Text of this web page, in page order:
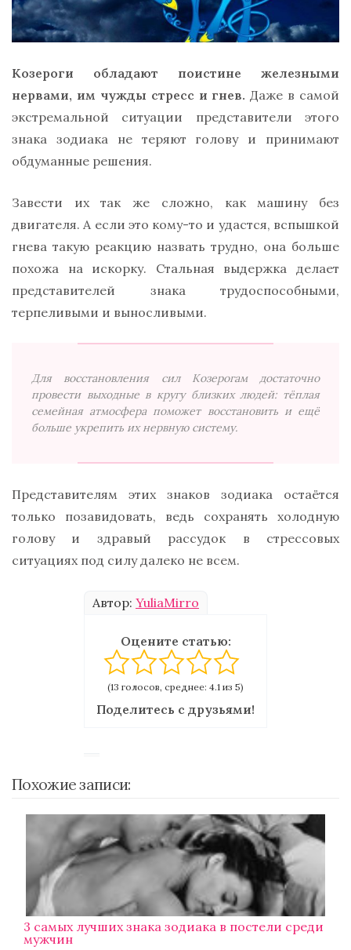
Козероги обладают поистине железными
нервами, им чужды стресс и гнев. Даже в самой
экстремальной ситуации представители этого
знака зодиака не теряют голову и принимают
обдуманные решения.
Завести их так же сложно, как машину без
двигателя. А если это кому-то и удастся, вспышкой
гнева такую реакцию назвать трудно, она больше
похожа на искорку. Стальная выдержка делает
представителей знака трудоспособными,
терпеливыми и выносливыми.
Для восстановления сил Козерогам достаточно
провести выходные в кругу близких людей: тёплая
семейная атмосфера поможет восстановить и ещё
больше укрепить их нервную систему.
Представителям этих знаков зодиака остаётся
только позавидовать, ведь сохранять холодную
голову и здравый рассудок в стрессовых
ситуациях под силу далеко не всем.
Автор: YuliaMirro
Оцените статью:
(13 голосов, среднее: 4.1 из 5)
Поделитесь с друзьями!
Похожие записи:
3 самых лучших знака зодиака в постели среди
мужчин